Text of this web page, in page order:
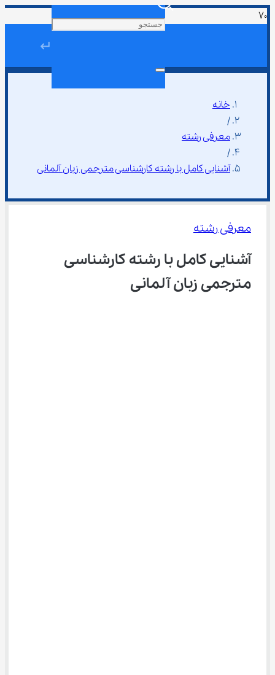
↵
خانه
/
معرفی رشته
/
آشنایی کامل با رشته کارشناسی مترجمی زبان آلمانی
معرفی رشته
آشنایی کامل با رشته کارشناسی
مترجمی زبان آلمانی